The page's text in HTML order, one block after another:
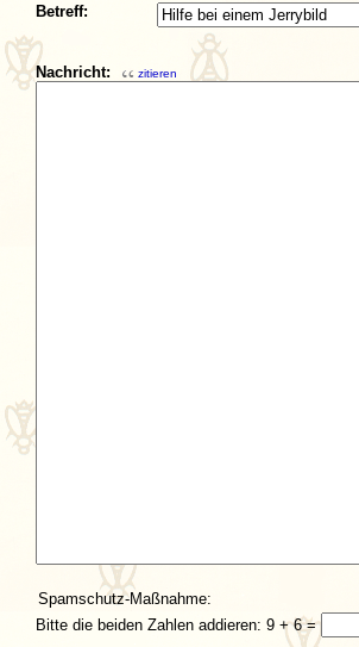
Betreff:
Nachricht: zitieren
Spamschutz-Maßnahme:
Bitte die beiden Zahlen addieren: 9 + 6 =